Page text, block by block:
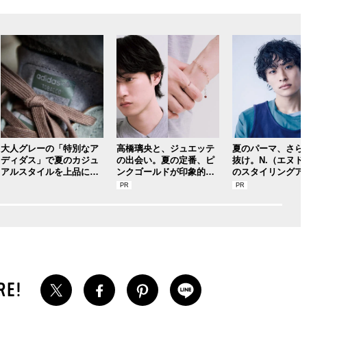
大人グレーの「特別なア
ディダス」で夏のカジュ
アルスタイルを上品に！
高橋璃央と、ジュエッテ
の出会い。夏の定番、ピ
ンクゴールドが印象的な“
SUMMER PINK”［meets
夏のパーマ、さらにあか
抜け。N.（エヌドット）
のスタイリングアイテム
で作る旬ヘアのテクニッ